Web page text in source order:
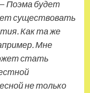
Поэма будет
существовать
Как та же
Мне
стать
не только